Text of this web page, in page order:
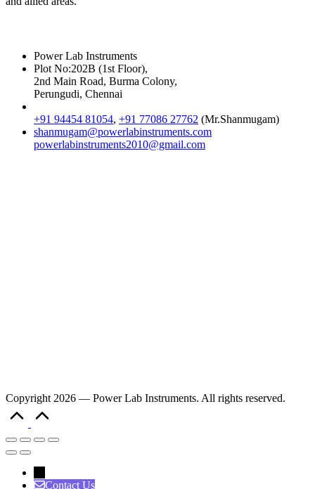
Power Lab Instruments
Plot No:202B (1st Floor),
2nd Main Road, Burma Colony,
Perungudi, Chennai
+91 94454 81054, +91 77086 27762 (Mr.Shanmugam)
shanmugam@powerlabinstruments.com
powerlabinstruments2010@gmail.com
Copyright 2026 — Power Lab Instruments. All rights reserved.
Top
Contact Us